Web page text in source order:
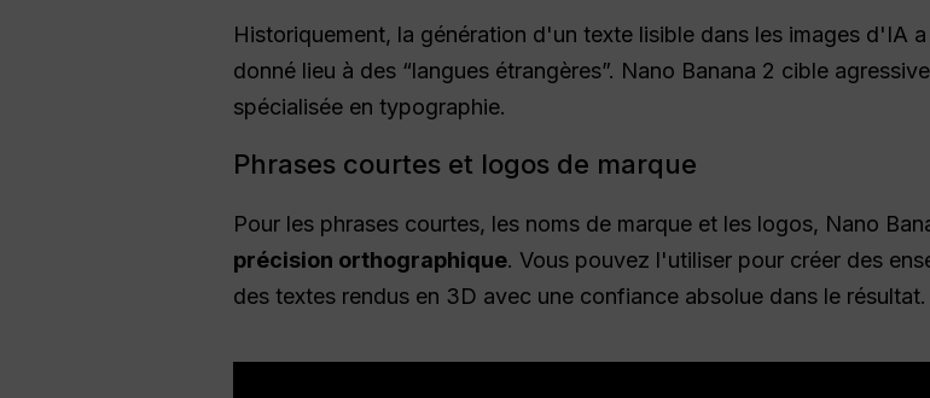
Historiquement, la génération d'un texte lisible dans les images d'IA
donné lieu à des “langues étrangères”. Nano Banana 2 cible
spécialisée en typographie.
Phrases courtes et logos de marque
Pour les phrases courtes, les noms de marque et les logos, Nano
précision orthographique. Vous pouvez l'utiliser pour créer des
des textes rendus en 3D avec une confiance absolue dans le résultat.